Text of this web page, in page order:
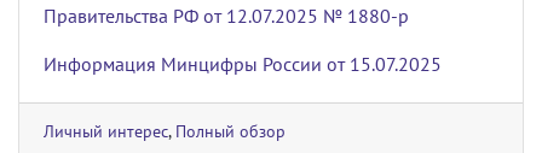
Правительства РФ от 12.07.2025 № 1880-р
Информация Минцифры России от 15.07.2025
Личный интерес, Полный обзор